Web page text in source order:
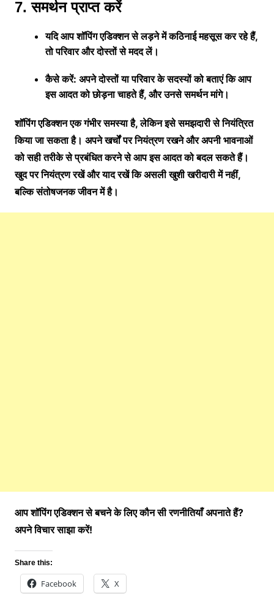
7. समर्थन प्राप्त करें
यदि आप शॉपिंग एडिक्शन से लड़ने में कठिनाई महसूस कर रहे हैं,
तो परिवार और दोस्तों से मदद लें।
कैसे करें: अपने दोस्तों या परिवार के सदस्यों को बताएं कि आप
इस आदत को छोड़ना चाहते हैं, और उनसे समर्थन मांगे।
शॉपिंग एडिक्शन एक गंभीर समस्या है, लेकिन इसे समझदारी से नियंत्रित
किया जा सकता है। अपने खर्चों पर नियंत्रण रखने और अपनी भावनाओं
को सही तरीके से प्रबंधित करने से आप इस आदत को बदल सकते हैं।
खुद पर नियंत्रण रखें और याद रखें कि असली खुशी खरीदारी में नहीं,
बल्कि संतोषजनक जीवन में है।
आप शॉपिंग एडिक्शन से बचने के लिए कौन सी रणनीतियाँ अपनाते हैं?
अपने विचार साझा करें!
Share this:
Facebook X